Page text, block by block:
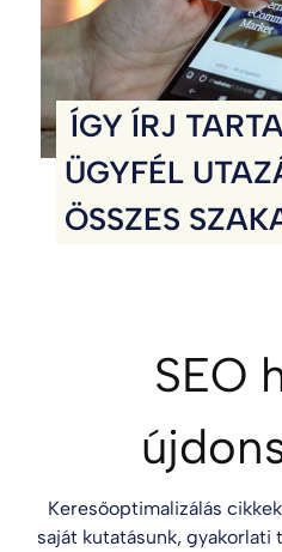
ÍGY ÍRJ
ÜGYFÉL
ÖSSZES
SEO
Keresőoptimalizálás
saját kutatásunk, gyakorlati